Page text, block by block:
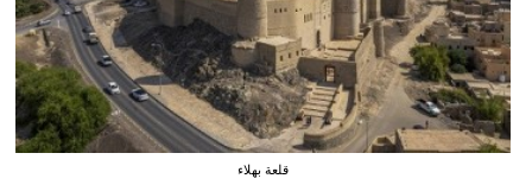
قلعة بهلاء